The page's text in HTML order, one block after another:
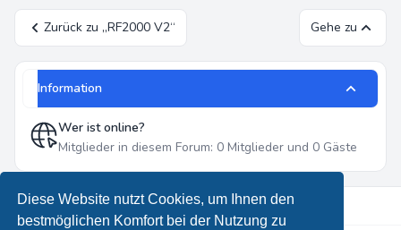
Diese Website nutzt Cookies, um Ihnen den
bestmöglichen Komfort bei der Nutzung zu
Zurück zu „RF2000 V2“ Gehe zu
Information
Wer ist online?
Mitglieder in diesem Forum: 0 Mitglieder und 0 Gäste